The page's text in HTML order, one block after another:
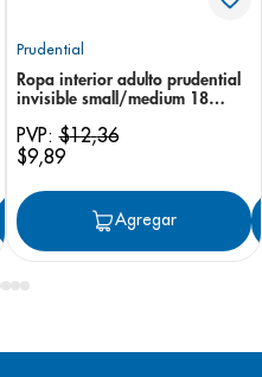
Agregar
Prudential
Ropa interior adulto prudential
invisible small/medium 18
PVP:$12,36
$9,89
Agregar